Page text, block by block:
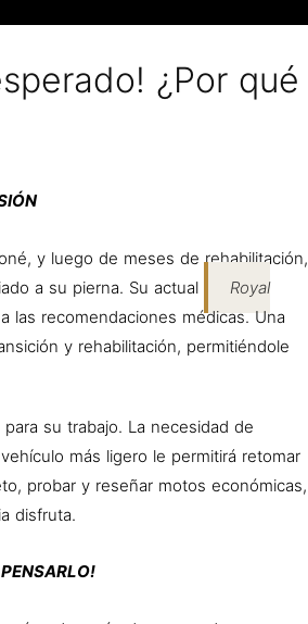
¿Por qué
y luego de meses de rehabilitación,
a su pierna. Su actual
Royal
las recomendaciones médicas. Una
y rehabilitación, permitiéndole
su trabajo. La necesidad de
más ligero le permitirá retomar
probar y reseñar motos económicas,
disfruta.